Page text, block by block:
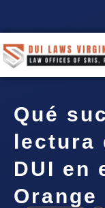
Qué
lectura
DUI en
Orange